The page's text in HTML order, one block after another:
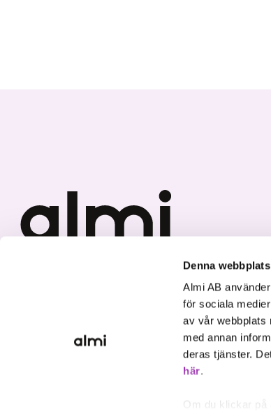
Denna
Almi AB
för sociala
av vår webbplats
med annan
deras tjänster.
här.
Om du klickar på